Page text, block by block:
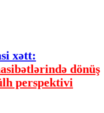
xətt:
dönüş
perspektivi